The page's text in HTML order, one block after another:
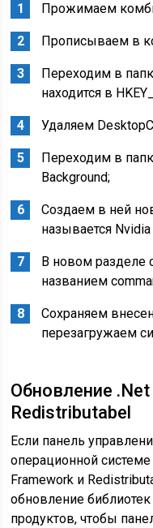
Прожимаем
Прописываем в
Переходим в
находится в
Удаляем
Переходим в
Background;
Создаем в ней
называется
В новом разделе
названием
Сохраняем
перезагружаем
Обновление .Net
Redistributabel
Если панель
операционной
Framework и
обновление
продуктов, чтобы